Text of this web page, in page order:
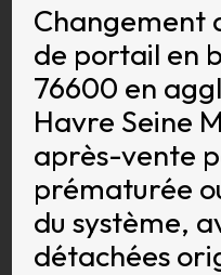
Changement
de portail en
76600 en
Havre Seine
après-vente
prématurée
du système,
détachées